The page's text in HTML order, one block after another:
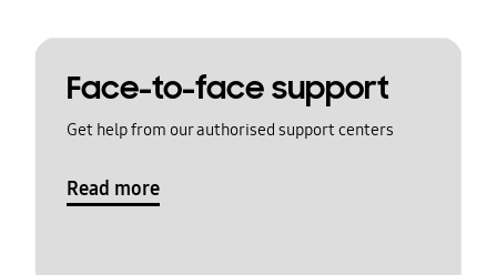
Face-to-face support
Get help from our authorised support centers
Read more